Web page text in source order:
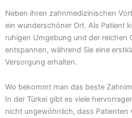
Neben ihren zahnmedizinischen
ein wunderschöner Ort. Als Patient
ruhigen Umgebung und der reichen
entspannen, während Sie eine
Versorgung erhalten.
Wo bekommt man das beste
In der Türkei gibt es viele
nicht ungewöhnlich, dass Patienten